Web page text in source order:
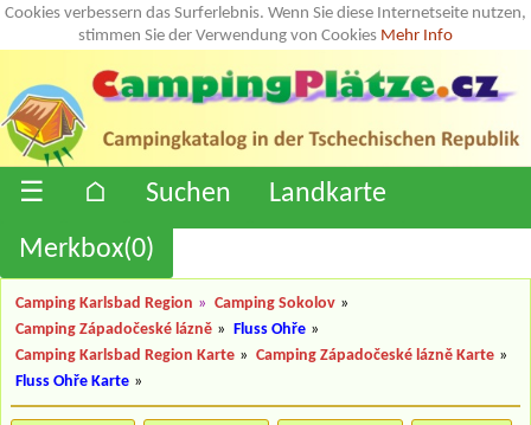
Cookies verbessern das Surferlebnis. Wenn Sie diese Internetseite nutzen,
stimmen Sie der Verwendung von Cookies Mehr Info
☰ ⌂ Suchen
Landkarte
Merkbox(0)
Camping Karlsbad Region » Camping Sokolov »
Camping Západočeské lázně » Fluss Ohře »
Camping Karlsbad Region Karte » Camping Západočeské lázně Karte »
Fluss Ohře Karte »